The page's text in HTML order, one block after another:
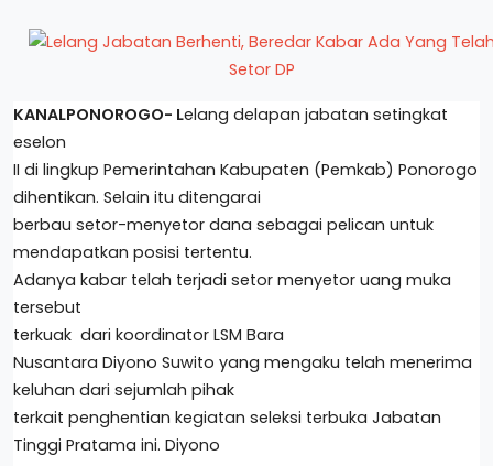
KANALPONOROGO- Lelang delapan jabatan setingkat
eselon
II di lingkup Pemerintahan Kabupaten (Pemkab) Ponorogo
dihentikan. Selain itu ditengarai
berbau setor-menyetor dana sebagai pelican untuk
mendapatkan posisi tertentu.
Adanya kabar telah terjadi setor menyetor uang muka
tersebut
terkuak dari koordinator LSM Bara
Nusantara Diyono Suwito yang mengaku telah menerima
keluhan dari sejumlah pihak
terkait penghentian kegiatan seleksi terbuka Jabatan
Tinggi Pratama ini. Diyono